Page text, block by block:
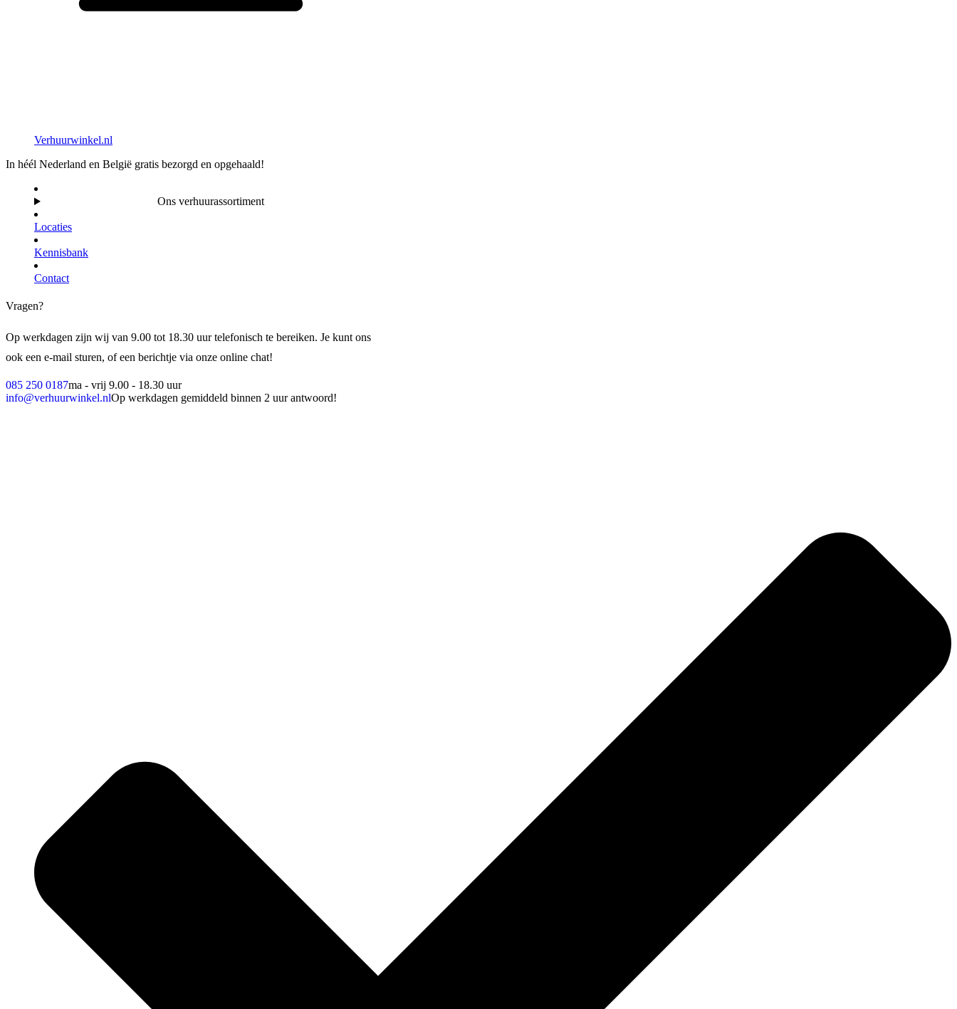
Verhuurwinkel.nl
In héél Nederland en België gratis bezorgd en opgehaald!
Ons verhuurassortiment
Locaties
Kennisbank
Contact
Vragen?
Op werkdagen zijn wij van 9.00 tot 18.30 uur telefonisch te bereiken. Je kunt ons
ook een e-mail sturen, of een berichtje via onze online chat!
085 250 0187ma - vrij 9.00 - 18.30 uur
info@verhuurwinkel.nlOp werkdagen gemiddeld binnen 2 uur antwoord!